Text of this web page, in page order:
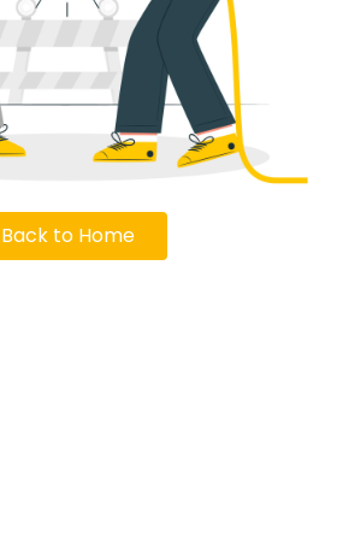
Back to Home